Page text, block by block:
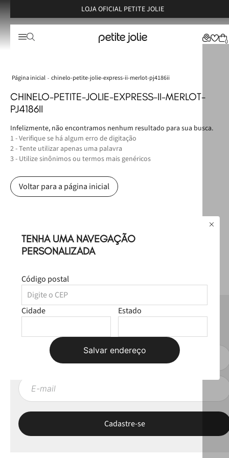
LOJA OFICIAL PETITE JOLIE
TENHA UMA NAVEGAÇÃO
PERSONALIZADA
Código postal
Cidade Estado
Salvar endereço
0
chinelo-petite-jolie-express-ii-merlot-pj4186ii
CHINELO-PETITE-JOLIE-EXPRESS-II-MERLOT-
PJ4186II
Infelizmente, não encontramos nenhum resultado para sua busca.
1 - Verifique se há algum erro de digitação
2 - Tente utilizar apenas uma palavra
3 - Utilize sinônimos ou termos mais genéricos
Voltar para a página inicial
NEWSLETTER